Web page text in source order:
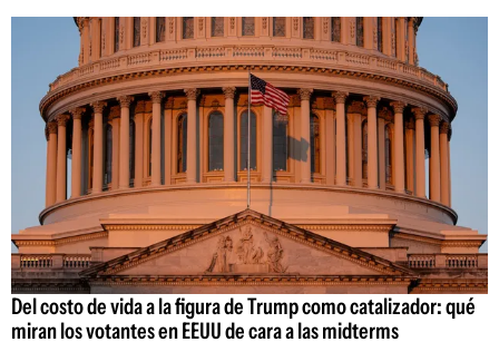
Del costo de vida a la figura de Trump como catalizador: qué
miran los votantes en EEUU de cara a las midterms